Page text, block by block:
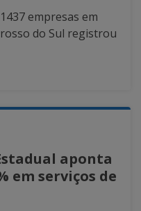
empresas em
do Sul registrou
aponta
em serviços de